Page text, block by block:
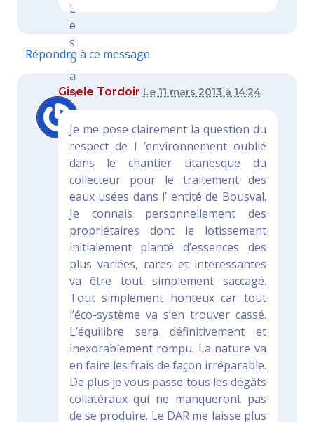
L
e
s
b
a
n
q
u
e
s
c
’
e
s
t
l
a
m
e
m
e
c
h
o
s
Répondre à ce message
Gisele Tordoir Le 11 mars 2013 à 14:24
Je me pose clairement la question du
respect de l ’environnement oublié
dans le chantier titanesque du
collecteur pour le traitement des
eaux usées dans l’ entité de Bousval.
Je connais personnellement des
propriétaires dont le lotissement
initialement planté d’essences des
plus variées, rares et interessantes
va être tout simplement saccagé.
Tout simplement honteux car tout
l’éco-système va s’en trouver cassé.
L’équilibre sera définitivement et
inexorablement rompu. La nature va
en faire les frais de façon irréparable.
De plus je vous passe tous les dégâts
collatéraux qui ne manqueront pas
de se produire. Le DAR me laisse plus